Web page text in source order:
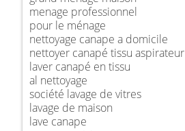
menage professionnel
pour le ménage
nettoyage canape a domicile
nettoyer canapé tissu aspirateur
laver canapé en tissu
al nettoyage
société lavage de vitres
lavage de maison
lave canape